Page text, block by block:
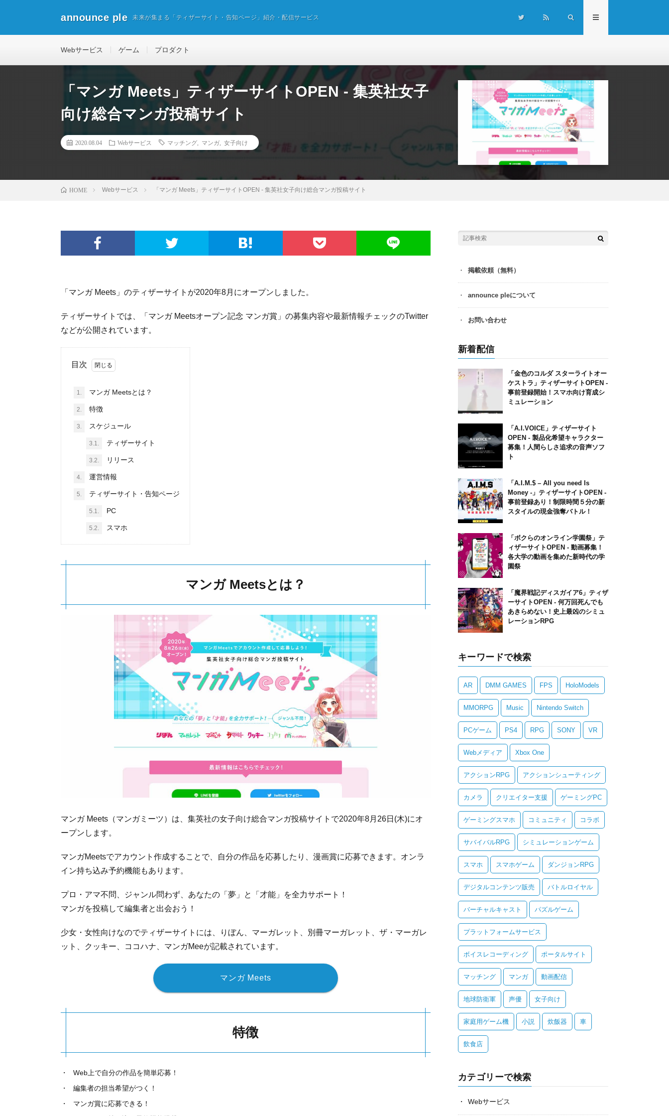
announce ple 未来が集まる「ティザーサイト・告知ページ」紹介・配信サービス
Webサービス ゲーム プロダクト
「マンガ Meets」ティザーサイトOPEN ‐ 集英社女子
向け総合マンガ投稿サイト
2020.08.04 Webサービス マッチング マンガ 女子向け
HOME Webサービス 「マンガ Meets」ティザーサイトOPEN ‐ 集英社女子向け総合マンガ投稿サイト
「マンガ Meets」のティザーサイトが2020年8月にオープンしました。
ティザーサイトでは、「マンガ Meetsオープン記念 マンガ賞」の募集内容や最新情報チェックのTwitter
などが公開されています。
目次
1. マンガ Meetsとは？
2. 特徴
3. スケジュール
3.1. ティザーサイト
3.2. リリース
4. 運営情報
5. ティザーサイト・告知ページ
5.1. PC
5.2. スマホ
マンガ Meetsとは？
マンガ Meets（マンガミーツ）は、集英社の女子向け総合マンガ投稿サイトで2020年8月26日(木)にオ
ープンします。
マンガMeetsでアカウント作成することで、自分の作品を応募したり、漫画賞に応募できます。オンラ
イン持ち込み予約機能もあります。
プロ・アマ不問、ジャンル問わず、あなたの「夢」と「才能」を全力サポート！
マンガを投稿して編集者と出会おう！
少女・女性向けなのでティザーサイトには、りぼん、マーガレット、別冊マーガレット、ザ・マーガレ
ット、クッキー、ココハナ、マンガMeeが記載されています。
マンガ Meets
特徴
Web上で自分の作品を簡単応募！
編集者の担当希望がつく！
マンガ賞に応募できる！
掲載依頼（無料）
announce pleについて
お問い合わせ
新着配信
「金色のコルダ スターライトオー
ケストラ」ティザーサイトOPEN ‐
事前登録開始！スマホ向け育成シ
ミュレーション
「A.I.VOICE」ティザーサイト
OPEN ‐ 製品化希望キャラクター
募集！人間らしさ追求の音声ソフ
ト
「A.I.M.$ – All you need Is
Money -」ティザーサイトOPEN ‐
事前登録あり！制限時間５分の新
スタイルの現金強奪バトル！
「ボクらのオンライン学園祭」テ
ィザーサイトOPEN ‐ 動画募集！
各大学の動画を集めた新時代の学
園祭
「魔界戦記ディスガイア6」ティザ
ーサイトOPEN ‐ 何万回死んでも
あきらめない！史上最凶のシミュ
レーションRPG
キーワードで検索
AR DMM GAMES FPS HoloModels
MMORPG Music Nintendo Switch
PCゲーム PS4 RPG SONY VR
Webメディア Xbox One
アクションRPG アクションシューティング
カメラ クリエイター支援 ゲーミングPC
ゲーミングスマホ コミュニティ コラボ
サバイバルRPG シミュレーションゲーム
スマホ スマホゲーム ダンジョンRPG
デジタルコンテンツ販売 バトルロイヤル
バーチャルキャスト パズルゲーム
プラットフォームサービス
ボイスレコーディング ポータルサイト
マッチング マンガ 動画配信
地球防衛軍 声優 女子向け
家庭用ゲーム機 小説 炊飯器 車
飲食店
カテゴリーで検索
Webサービス